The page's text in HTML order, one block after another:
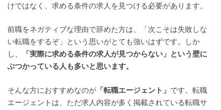
けではなく、求める条件の求人を見つける必要があります。
前職をネガティブな理由で辞めた方は、「次こそは失敗しな
い転職をするぞ」という思いがとても強いはずです。しか
し、
「実際に求める条件の求人が見つからない」という壁に
ぶつかっている人も多いと思います。
そんな方におすすめなのが「転職エージェント」 です。転職
エージェントは、ただ求人内容が多く掲載されている転職サ